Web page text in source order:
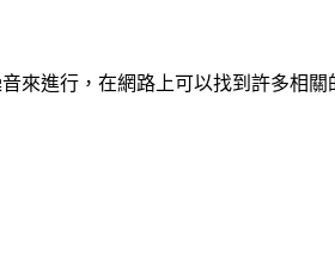
進行，在網路上可以找到許多相關